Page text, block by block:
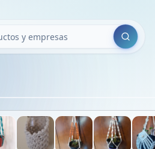
Buscar